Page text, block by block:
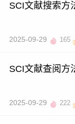
SCI文献搜索方
2025-09-29 165
SCI文献查阅方
2025-09-29 222